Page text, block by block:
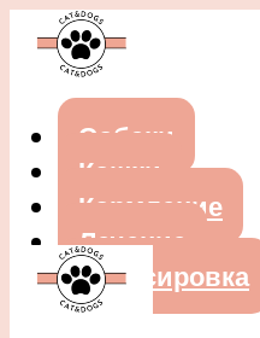
Собаки
Кошки
Кормление
Лечение
Дрессировка